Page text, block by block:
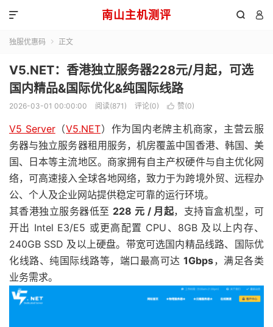
南山主机测评  

独服优惠码  正文
V5.NET：香港独立服务器228元/月起，可选
国内精品&国际优化&纯国际线路
2026-03-01 00:00:00 阅读(871) 评论(0)  赞(0)
V5 Server（V5.NET）作为国内老牌主机商家，主营云服
务器与独立服务器租用服务，机房覆盖中国香港、韩国、美
国、日本等主流地区。商家拥有自主产权硬件与自主优化网
络，可高速接入全球各地网络，致力于为跨境外贸、远程办
公、个人及企业网站提供稳定可靠的运行环境。
其香港独立服务器低至 228 元 / 月起，支持盲盒机型，可
开出 Intel E3/E5 或更高配置 CPU、8GB 及以上内存、
240GB SSD 及以上硬盘。带宽可选国内精品线路、国际优
化线路、纯国际线路等，端口最高可达1Gbps，满足各类
业务需求。